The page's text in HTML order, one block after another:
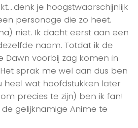
je hoogstwaarschijnlijk
personage die zo heet.
niet. Ik dacht eerst aan een
naam. Totdat ik de
Dawn voorbij zag komen in
sprak me wel aan dus ben
heel wat hoofdstukken later
precies te zijn) ben ik fan!
gelijknamige Anime te